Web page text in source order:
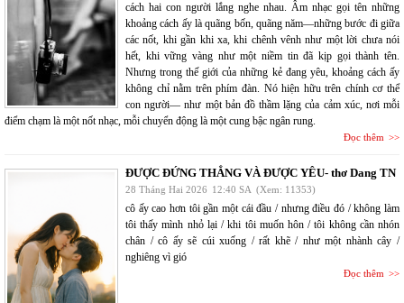
cách hai con người lắng nghe nhau. Âm nhạc gọi tên những
khoảng cách ấy là quãng bốn, quãng năm—những bước đi giữa
các nốt, khi gần khi xa, khi chênh vênh như một lời chưa nói
hết, khi vững vàng như một niềm tin đã kịp gọi thành tên.
Nhưng trong thế giới của những kẻ đang yêu, khoảng cách ấy
không chỉ nằm trên phím đàn. Nó hiện hữu trên chính cơ thể
con người— như một bản đồ thầm lặng của cảm xúc, nơi mỗi
điểm chạm là một nốt nhạc, mỗi chuyển động là một cung bậc ngân rung.
Đọc thêm
ĐƯỢC ĐỨNG THẲNG VÀ ĐƯỢC YÊU- thơ Dang TN
28 Tháng Hai 2026 12:40 SA (Xem: 11353)
cô ấy cao hơn tôi gần một cái đầu / nhưng điều đó / không làm
tôi thấy mình nhỏ lại / khi tôi muốn hôn / tôi không cần nhón
chân / cô ấy sẽ cúi xuống / rất khẽ / như một nhành cây /
nghiêng vì gió
Đọc thêm